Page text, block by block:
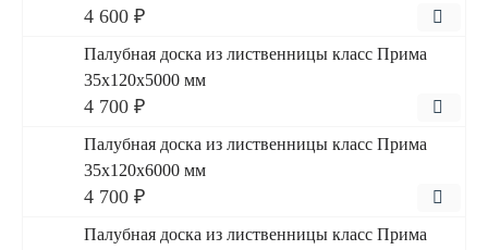
4 600 ₽
Палубная доска из лиственницы класс Прима
35x120x5000 мм
4 700 ₽
Палубная доска из лиственницы класс Прима
35x120x6000 мм
4 700 ₽
Палубная доска из лиственницы класс Прима